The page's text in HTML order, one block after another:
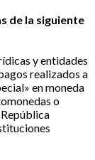
de la siguiente
y entidades
realizados a
en moneda
o